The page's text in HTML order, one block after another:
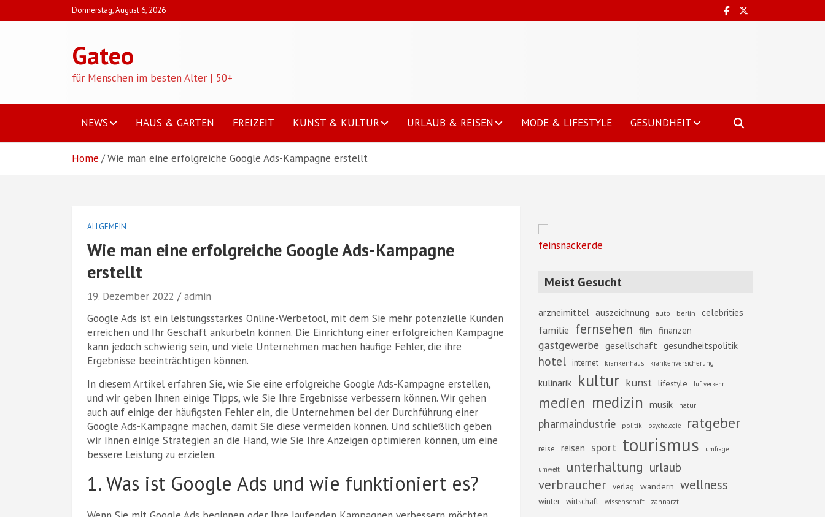
to
Donnerstag, August 6, 2026
Gateo
für Menschen im besten Alter | 50+
NEWS HAUS & GARTEN FREIZEIT KUNST & KULTUR URLAUB & REISEN MODE & LIFESTYLE GESUNDHEIT
Home Wie man eine erfolgreiche Google Ads-Kampagne erstellt
ALLGEMEIN
Wie man eine erfolgreiche Google Ads-Kampagne
erstellt
19. Dezember 2022
admin
Google Ads ist ein leistungsstarkes Online-Werbetool, mit dem Sie mehr potenzielle Kunden
erreichen und Ihr Geschäft ankurbeln können. Die Einrichtung einer erfolgreichen Kampagne
kann jedoch schwierig sein, und viele Unternehmen machen häufige Fehler, die ihre
Ergebnisse beeinträchtigen können.
In diesem Artikel erfahren Sie, wie Sie eine erfolgreiche Google Ads-Kampagne erstellen,
und wir geben Ihnen einige Tipps, wie Sie Ihre Ergebnisse verbessern können. Wir gehen
auch auf einige der häufigsten Fehler ein, die Unternehmen bei der Durchführung einer
Google Ads-Kampagne machen, damit Sie diese vermeiden können. Und schließlich geben
wir Ihnen einige Strategien an die Hand, wie Sie Ihre Anzeigen optimieren können, um eine
bessere Leistung zu erzielen.
1. Was ist Google Ads und wie funktioniert es?
feinsnacker.de
Meist Gesucht
arzneimittel auszeichnung auto berlin celebrities
familie fernsehen film finanzen
gastgewerbe gesellschaft gesundheitspolitik
hotel internet krankenhaus krankenversicherung
kulinarik kultur kunst lifestyle luftverkehr
medien medizin musik natur
pharmaindustrie politik psychologie ratgeber
reise reisen sport tourismus umfrage
umwelt unterhaltung urlaub
verbraucher verlag wandern wellness
winter wirtschaft wissenschaft zahnarzt